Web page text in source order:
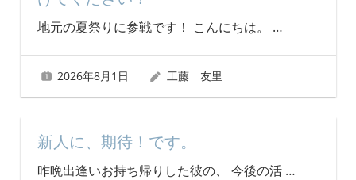
地元の夏祭りに参戦です！ こんにちは。 …
2026年8月1日 工藤 友里
新人に、期待！です。
昨晩出逢いお持ち帰りした彼の、 今後の活 …